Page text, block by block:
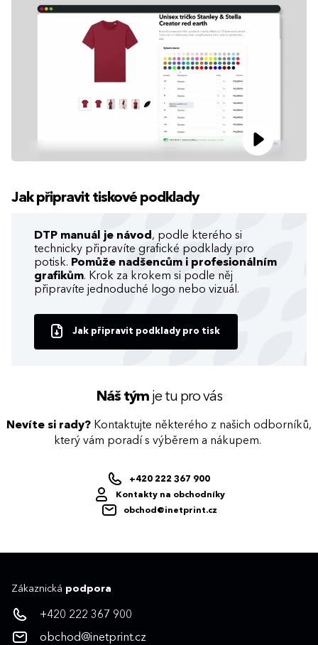
Jak připravit tiskové podklady
DTP manuál je návod , podle kterého si
technicky připravíte grafické podklady pro
potisk. Pomůže nadšencům i profesionálním
grafikům. Krok za krokem si podle něj
připravíte jednoduché logo nebo vizuál.
Jak připravit podklady pro tisk
Náš týmje tu pro vás
Nevíte si rady? Kontaktujte některého z našich odborníků,
který vám poradí s výběrem a nákupem.
+420 222 367 900
Kontakty na obchodníky
obchod@inetprint.cz
Zákaznická podpora
+420 222 367 900
obchod@inetprint.cz